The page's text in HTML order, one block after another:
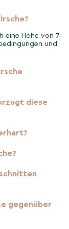
und des
Diese
Welt
idealerweise
und Form
gewässert
zu
eine Höhe von 7
und
diese
gegenüber